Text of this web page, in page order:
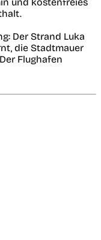
Der Strand Luka
die Stadtmauer
Flughafen